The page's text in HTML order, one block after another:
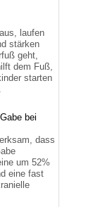
laufen
stärken
geht,
dem Fuß,
starten
bei
dass
um 52%
eine fast